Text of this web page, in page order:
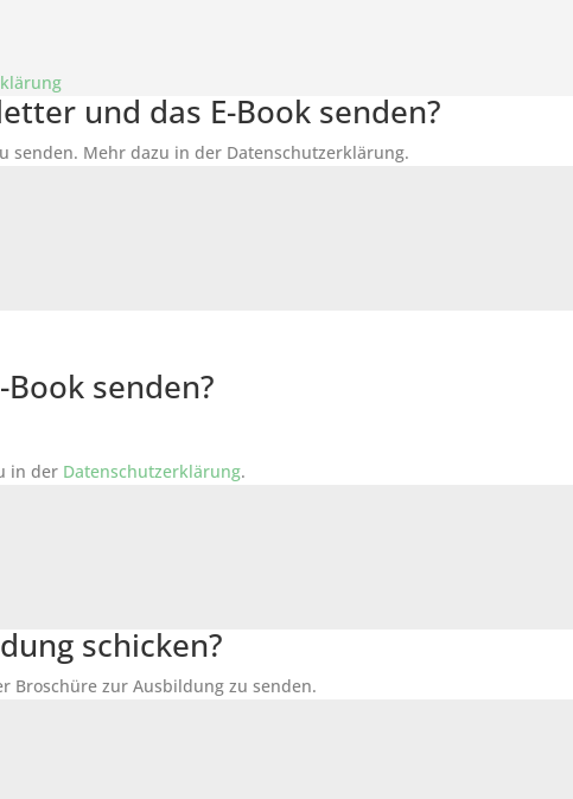
und das E-Book senden?
senden. Mehr dazu in der Datenschutzerklärung.
senden?
in der Datenschutzerklärung.
schicken?
Broschüre zur Ausbildung zu senden.